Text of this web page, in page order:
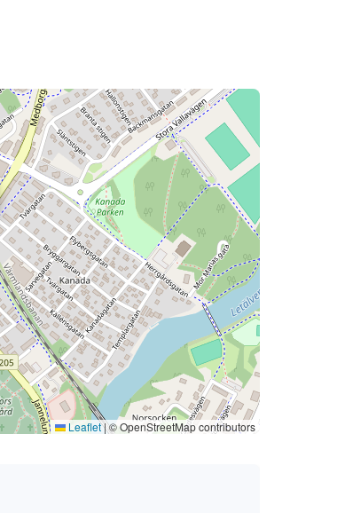
Leaflet|© OpenStreetMap contributors